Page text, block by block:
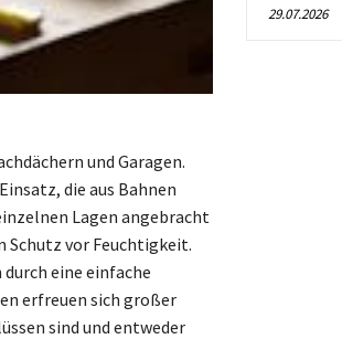
und Garagen.
die aus Bahnen
Lagen angebracht
Schutz vor Feuchtigkeit.
eine einfache
erfreuen sich großer
sind und entweder
29.07.2026